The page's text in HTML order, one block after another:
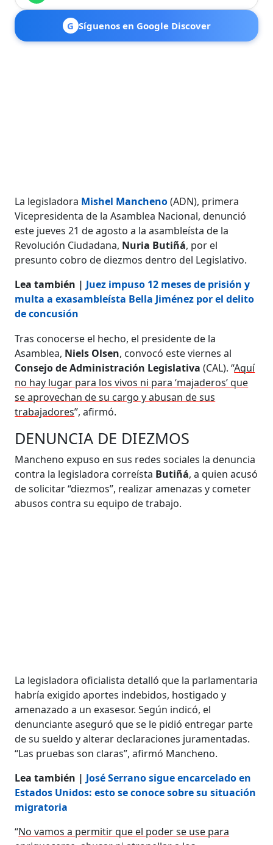
G Síguenos en Google Discover
La legisladora Mishel Mancheno(ADN), primera
Vicepresidenta de la Asamblea Nacional, denunció
este jueves 21 de agosto a la asambleísta de la
Revolución Ciudadana, Nuria Butiñá, por el
presunto cobro de diezmos dentro del Legislativo.
Lea también | Juez impuso 12 meses de prisión y
multa a exasambleísta Bella Jiménez por el delito
de concusión
Tras conocerse el hecho, el presidente de la
Asamblea, Niels Olsen, convocó este viernes al
Consejo de Administración Legislativa (CAL). “Aquí
no hay lugar para los vivos ni para ‘majaderos’ que
se aprovechan de su cargo y abusan de sus
trabajadores”, afirmó.
DENUNCIA DE DIEZMOS
Mancheno expuso en sus redes sociales la denuncia
contra la legisladora correísta Butiñá, a quien acusó
de solicitar “diezmos”, realizar amenazas y cometer
abusos contra su equipo de trabajo.
La legisladora oficialista detalló que la parlamentaria
habría exigido aportes indebidos, hostigado y
amenazado a un exasesor. Según indicó, el
denunciante aseguró que se le pidió entregar parte
de su sueldo y alterar declaraciones juramentadas.
“Las pruebas son claras”, afirmó Mancheno.
Lea también | José Serrano sigue encarcelado en
Estados Unidos: esto se conoce sobre su situación
migratoria
“No vamos a permitir que el poder se use para